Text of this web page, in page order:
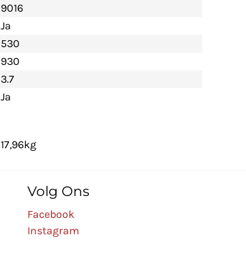
9016
Ja
530
930
3.7
Ja
17,96kg
Volg Ons
Facebook
Instagram